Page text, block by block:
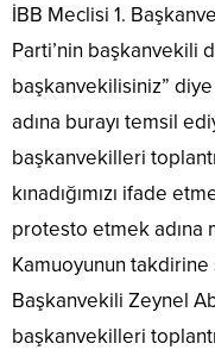
İBB Meclisi 1.
Parti’nin başkanvekili
başkanvekilisiniz”
adına burayı temsil
başkanvekilleri
kınadığımızı ifade
protesto etmek adına
Kamuoyunun
Başkanvekili Zeynel
başkanvekilleri